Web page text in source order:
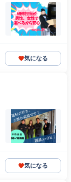
気になる
気になる